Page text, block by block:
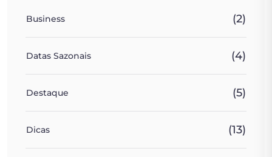
Business (2)
Datas Sazonais (4)
Destaque (5)
Dicas (13)